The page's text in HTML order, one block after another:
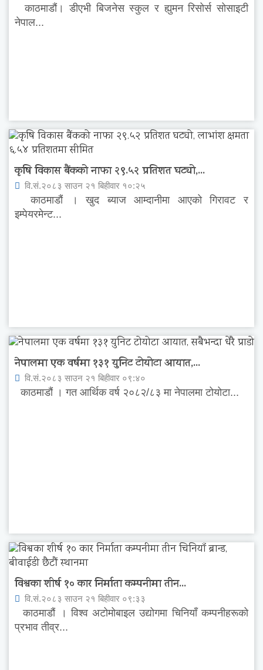
काठमाडौं। डीएभी बिजनेस स्कुल र ह्युमन रिसोर्स सोसाइटी
नेपाल...
कृषि विकास बैंकको नाफा २९.५२ प्रतिशत घट्यो,...
वि.सं.२०८३ साउन २१ बिहीवार १०:२५
काठमाडौं । खुद ब्याज आम्दानीमा आएको गिरावट र
इम्पेयरमेन्ट...
नेपालमा एक वर्षमा १३१ युनिट टोयोटा आयात,...
वि.सं.२०८३ साउन २१ बिहीवार ०९:४०
काठमाडौं । गत आर्थिक वर्ष २०८२/८३ मा नेपालमा टोयोटा...
विश्वका शीर्ष १० कार निर्माता कम्पनीमा तीन...
वि.सं.२०८३ साउन २१ बिहीवार ०९:३३
काठमाडौं । विश्व अटोमोबाइल उद्योगमा चिनियाँ कम्पनीहरूको
प्रभाव तीव्र...